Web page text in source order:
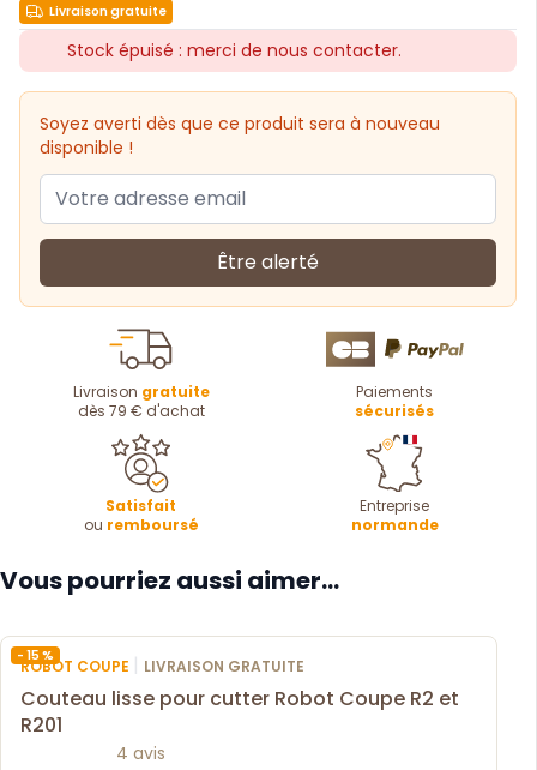
Livraison gratuite
Stock épuisé : merci de nous contacter.
Soyez averti dès que ce produit sera à nouveau
disponible !
Être alerté
Livraison gratuite
dès 79 € d'achat
Paiements
sécurisés
Satisfait
ou remboursé
Entreprise
normande
Vous pourriez aussi aimer...
- 15 %
ROBOT COUPE | LIVRAISON GRATUITE
Couteau lisse pour cutter Robot Coupe R2 et
R201
4 avis